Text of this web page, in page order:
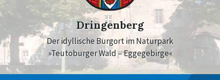
Dringenberg
Der idyllische Burgort im Naturpark
»Teutoburger Wald – Eggegebirge«